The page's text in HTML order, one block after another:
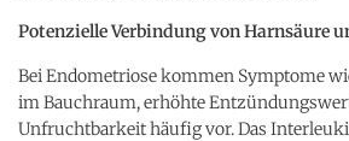
Potenzielle Verbindung von Harnsäure
Bei Endometriose kommen Symptome
im Bauchraum, erhöhte
Unfruchtbarkeit häufig vor. Das